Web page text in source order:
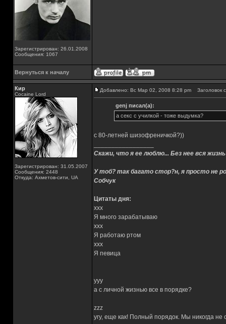
Зарегистрирован: 26.01.2008
Сообщения: 1067
Вернуться к началу
Кир
Cocaine Lord
Зарегистрирован: 31.05.2007
Сообщения: 2448
Откуда: Ахметов-сити, UA
Добавлено: Вс Мар 02, 2008 8:28 pm Заголовок
genj писал(а):
а секс с училкой - тоже выдумка?
с 80-летней шизофреничкой?))
Скажи, что я ее люблю... Без нее вся
У тоб? так багато стор?н, я просто не
Собчук
Цитаты дня:
xxx
Я много зарабатываю
xxx
Я работаю ртом
xxx
Я певица
yyy
а с личной жизнью все в порядке?
zzz
угу, еще как! Полный порядок. Мы никогда